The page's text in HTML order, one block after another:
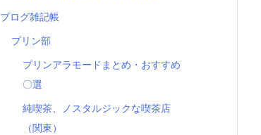
ブログ雑記帳
プリン部
プリンアラモードまとめ・おすすめ
〇選
純喫茶、ノスタルジックな喫茶店
（関東）